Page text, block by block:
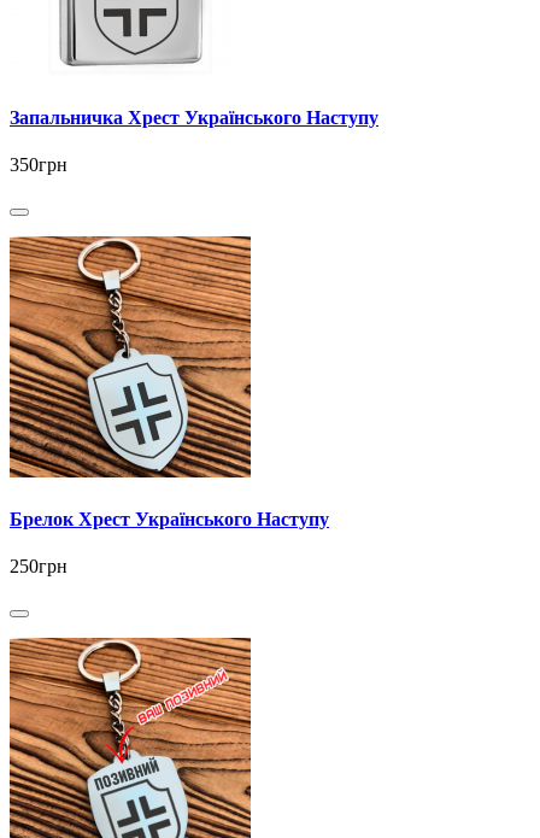
Запальничка Хрест Українського Наступу
350грн
Брелок Хрест Українського Наступу
250грн